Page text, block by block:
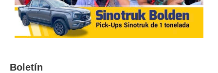
Boletín